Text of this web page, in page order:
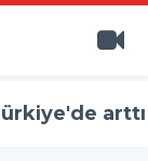
arttı